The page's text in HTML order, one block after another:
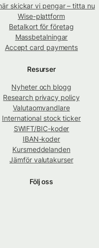
skickar vi pengar – titta nu
Wise-plattform
Betalkort för företag
Massbetalningar
Accept card payments
Resurser
Nyheter och blogg
Research privacy policy
Valutaomvandlare
International stock ticker
SWIFT/BIC-koder
IBAN-koder
Kursmeddelanden
Jämför valutakurser
Följ oss